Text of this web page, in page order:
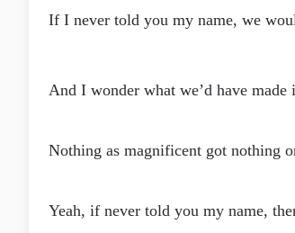
If I never told you my name, we
And I wonder what we’d have
Nothing as magnificent got nothing
Yeah, if never told you my name,